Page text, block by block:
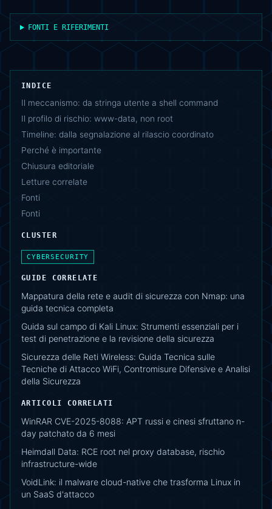
FONTI E RIFERIMENTI
INDICE
Il meccanismo: da stringa utente a shell command
Il profilo di rischio: www-data, non root
Timeline: dalla segnalazione al rilascio coordinato
Perché è importante
Chiusura editoriale
Letture correlate
Fonti
Fonti
CLUSTER
CYBERSECURITY
GUIDE CORRELATE
Mappatura della rete e audit di sicurezza con Nmap: una
guida tecnica completa
Guida sul campo di Kali Linux: Strumenti essenziali per i
test di penetrazione e la revisione della sicurezza
Sicurezza delle Reti Wireless: Guida Tecnica sulle
Tecniche di Attacco WiFi, Contromisure Difensive e Analisi
della Sicurezza
ARTICOLI CORRELATI
WinRAR CVE-2025-8088: APT russi e cinesi sfruttano n-
day patchato da 6 mesi
Heimdall Data: RCE root nel proxy database, rischio
infrastructure-wide
VoidLink: il malware cloud-native che trasforma Linux in
un SaaS d'attacco